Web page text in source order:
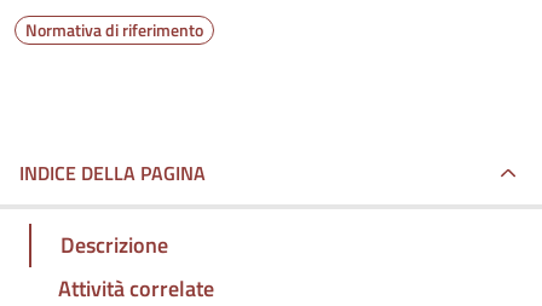
Normativa di riferimento
INDICE DELLA PAGINA
Descrizione
Attività correlate